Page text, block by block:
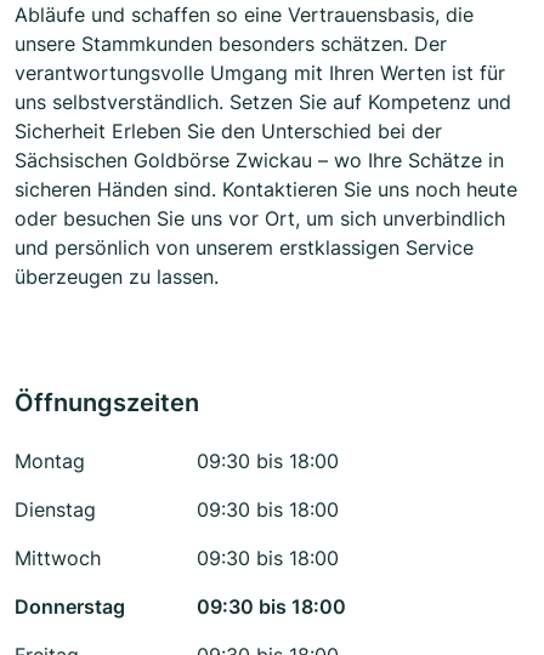
Abläufe und schaffen so eine Vertrauensbasis, die
unsere Stammkunden besonders schätzen. Der
verantwortungsvolle Umgang mit Ihren Werten ist für
uns selbstverständlich. Setzen Sie auf Kompetenz und
Sicherheit Erleben Sie den Unterschied bei der
Sächsischen Goldbörse Zwickau – wo Ihre Schätze in
sicheren Händen sind. Kontaktieren Sie uns noch heute
oder besuchen Sie uns vor Ort, um sich unverbindlich
und persönlich von unserem erstklassigen Service
überzeugen zu lassen.
Öffnungszeiten
Montag
09:30 bis 18:00
Dienstag
09:30 bis 18:00
Mittwoch
09:30 bis 18:00
Donnerstag
09:30 bis 18:00